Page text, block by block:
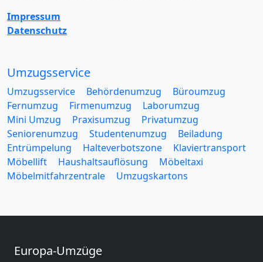
Impressum
Datenschutz
Umzugsservice
Umzugsservice Behördenumzug
Büroumzug
Fernumzug
Firmenumzug
Laborumzug
Mini Umzug
Praxisumzug
Privatumzug
Seniorenumzug
Studentenumzug
Beiladung
Entrümpelung
Halteverbotszone
Klaviertransport
Möbellift
Haushaltsauflösung
Möbeltaxi
Möbelmitfahrzentrale
Umzugskartons
Europa-Umzüge